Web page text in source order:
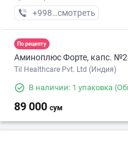
+998 (71) XXX-XX-XX
смотреть
По рецепту
Аминоплюс Форте, капс.
Til Healthcare Pvt. Ltd (Индия)
В наличии: 1 упаковка
89 000 сум